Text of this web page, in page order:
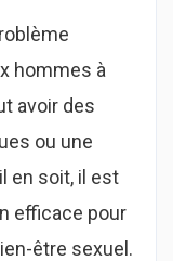
hommes à
avoir des
ou une
en soit, il est
efficace pour
être sexuel.